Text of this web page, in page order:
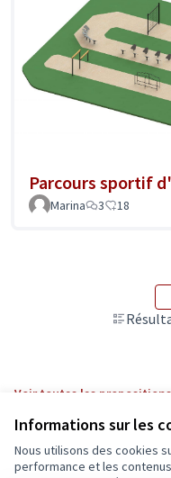
Informations sur les
Nous utilisons des cookies
performance et les
Parcours sportif
Marina
3 18
Voir toutes les
Conditions d'utilisation
Paramètres des cookies